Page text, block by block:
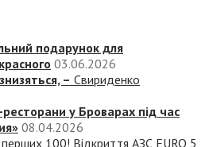
подарунок для
03.06.2026
– Свириденко
у Броварах під час
08.04.2026
100! Відкриття АЗС EURO 5